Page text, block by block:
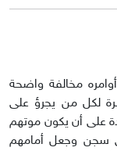
مخالفة واضحة
لكل من يجرؤ على
على أن يكون موتهم
سجن وجعل أمامهم